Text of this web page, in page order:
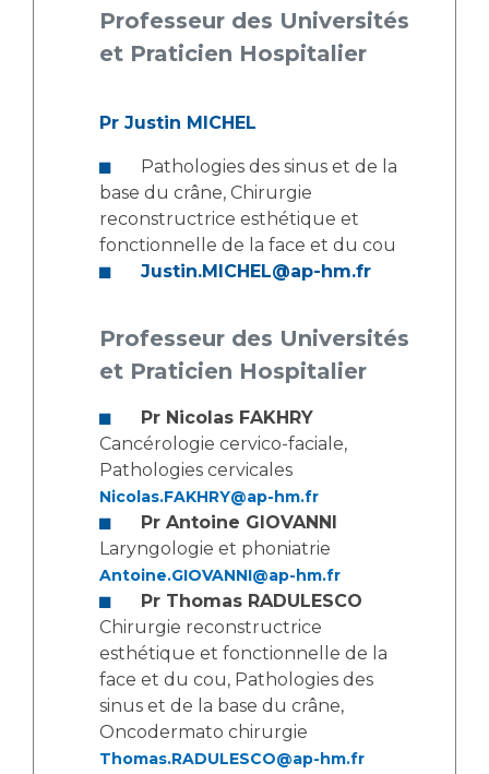
Salon des familles
Transports sanitaires
Handi 13
Pôle Médecine Physique et Réadaptation
Accueil sourds et malentendants
Mouvement Parcours Handicap 13
Activité physique
Cancer
Médecine nucléaire
Maladies rares
Maternité Hôpital Nord
Les structures de recherche
Plateforme des internes
Professionnels de santé
Réseaux de soins
Adresser un examen au Laboratoire de Biologie
Radiologie / Imagerie
Cancérologie
Les pôles d'activité médicale
Anatomie et Cytologie Pathologiques
Adresser un examen au Laboratoire d'Infectiologie
Centres de référence Maladies Rares
Plateforme d'Expertise Maladies Rares
Presse / Multimédia
Communiqués de presse
Professeur des Universités
et Praticien Hospitalier
Pr Justin MICHEL
base du crâne, Chirurgie
reconstructrice esthétique et
fonctionnelle de la face et du cou
Justin.MICHEL@ap-hm.fr
Professeur des Universités
et Praticien Hospitalier
Pr Nicolas FAKHRY
Cancérologie cervico-faciale,
Pathologies cervicales
Nicolas.FAKHRY@ap-hm.fr
Pr Antoine GIOVANNI
Laryngologie et phoniatrie
Antoine.GIOVANNI@ap-hm.fr
Pr Thomas RADULESCO
Chirurgie reconstructrice
esthétique et fonctionnelle de la
face et du cou, Pathologies des
sinus et de la base du crâne,
Oncodermato chirurgie
Thomas.RADULESCO@ap-hm.fr